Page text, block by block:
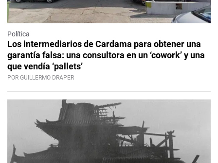
Política
Los intermediarios de Cardama para obtener una
garantía falsa: una consultora en un ‘cowork’ y una
que vendía ‘pallets’
POR GUILLERMO DRAPER